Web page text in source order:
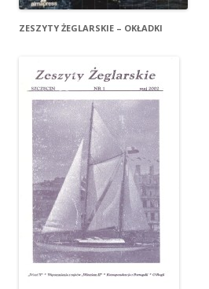
ZESZYTY ŻEGLARSKIE – OKŁADKI